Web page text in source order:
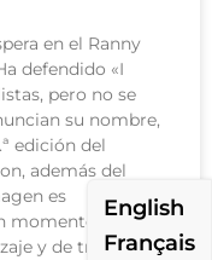
en el Ranny
defendido «I
pero no se
su nombre,
edición del
además del
es
momento. Detrás
y de trabajo
English
Français